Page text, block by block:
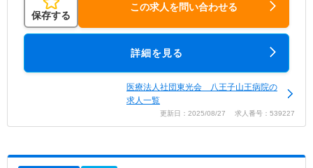
保存する
この求人を問い合わせる
詳細を見る
医療法人社団東光会 八王子山王病院の
求人一覧
更新日：2025/08/27 求人番号：539227